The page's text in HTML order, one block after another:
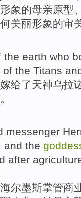
象的母亲原型
何美丽形象的审
the earth who
of the Titans
嫁给了天神乌拉
。
messenger
, and the
after
海尔墨斯掌管商